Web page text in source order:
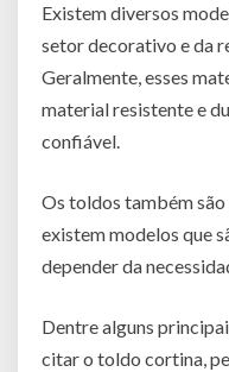
Existem diversos
setor decorativo e da
Geralmente, esses
material resistente e
confiável.
Os toldos também
existem modelos que
depender da
Dentre alguns
citar o toldo cortina,